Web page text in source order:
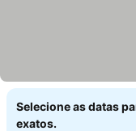
Selecione as datas
exatos.